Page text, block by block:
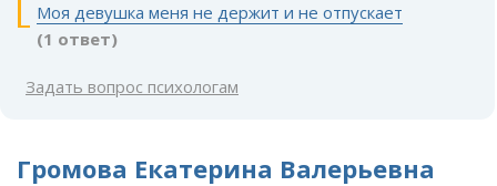
Моя девушка меня не держит и не отпускает
(1 ответ)
Задать вопрос психологам
Громова Екатерина Валерьевна